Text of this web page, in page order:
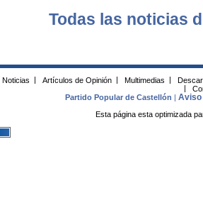
Todas las noticias
Noticias Artículos de Opinión Multimedias
Partido Popular de Castellón
|Aviso
Esta página esta optimizada